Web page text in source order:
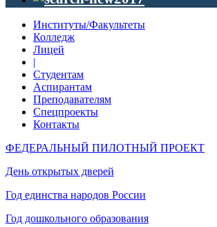
Институты/Факультеты
Колледж
Лицей
|
Студентам
Аспирантам
Преподавателям
Спецпроекты
Контакты
ФЕДЕРАЛЬНЫЙ ПИЛОТНЫЙ ПРОЕКТ
День открытых дверей
Год единства народов России
Год дошкольного образования